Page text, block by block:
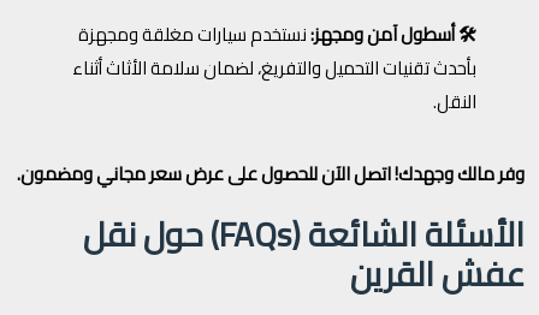
🛠️ أسطول آمن ومجهز:نستخدم سيارات مغلقة ومجهزة
بأحدث تقنيات التحميل والتفريغ، لضمان سلامة الأثاث أثناء
النقل.
وفر مالك وجهدك! اتصل الآن للحصول على عرض سعر مجاني ومضمون.
الأسئلة الشائعة (FAQs) حول نقل
عفش القرين